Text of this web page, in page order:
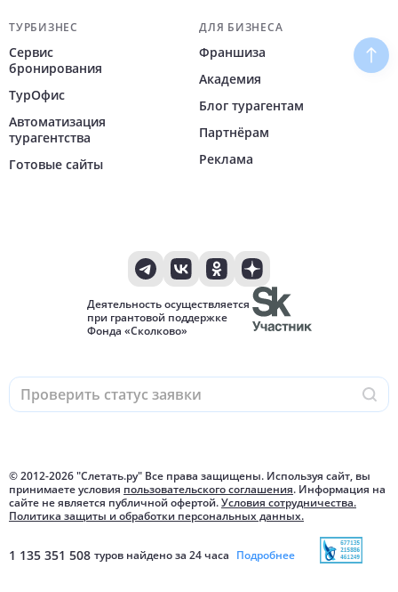
ТУРБИЗНЕС
Сервис
бронирования
ТурОфис
Автоматизация
турагентства
Готовые сайты
ДЛЯ БИЗНЕСА
Франшиза
Академия
Блог турагентам
Партнёрам
Реклама
Деятельность осуществляется
при грантовой поддержке
Фонда «Сколково»
© 2012-2026"Слетать.ру" Все права защищены. Используя сайт, вы
принимаете условия пользовательского соглашения. Информация на
сайте не является публичной офертой.Условия сотрудничества.
Политика защиты и обработки персональных данных.
1 135 351 508 туров найдено за 24 часа Подробнее